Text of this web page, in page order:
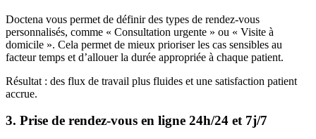
Doctena vous permet de définir des types de rendez-vous
personnalisés, comme « Consultation urgente » ou « Visite à
domicile ». Cela permet de mieux prioriser les cas sensibles au
facteur temps et d’allouer la durée appropriée à chaque patient.
Résultat : des flux de travail plus fluides et une satisfaction patient
accrue.
3. Prise de rendez-vous en ligne 24h/24 et 7j/7